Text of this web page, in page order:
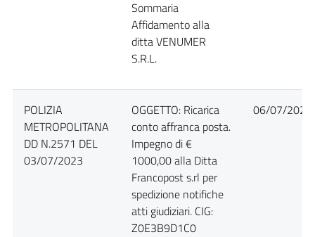
Sommaria
Affidamento alla
ditta VENUMER
S.R.L.
POLIZIA
METROPOLITANA
DD N.2571 DEL
03/07/2023
OGGETTO: Ricarica
conto affranca posta.
Impegno di €
1000,00 alla Ditta
Francopost s.rl per
spedizione notifiche
atti giudiziari. CIG:
Z0E3B9D1C0
06/07/2023